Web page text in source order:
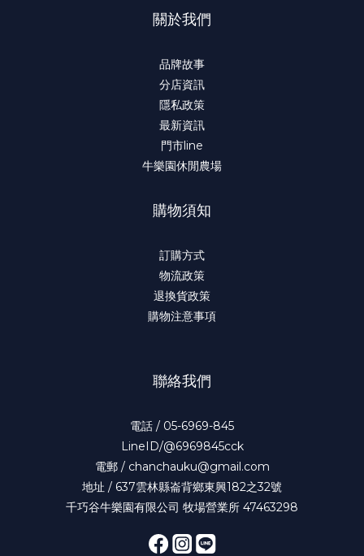
關於我們
品牌故事
分店資訊
隱私政策
最新資訊
門市line
牛樂園休閒農場
購物須知
訂購方式
物流政策
退換貨政策
購物注意事項
聯絡我們
電話 / 05-6969-845
LineID/@6969845cck
電郵 / chanchauku@gmail.com
地址 / 637雲林縣崙背鄉東興182之32號
千巧谷牛樂園有限公司 牧場營業所 47463298